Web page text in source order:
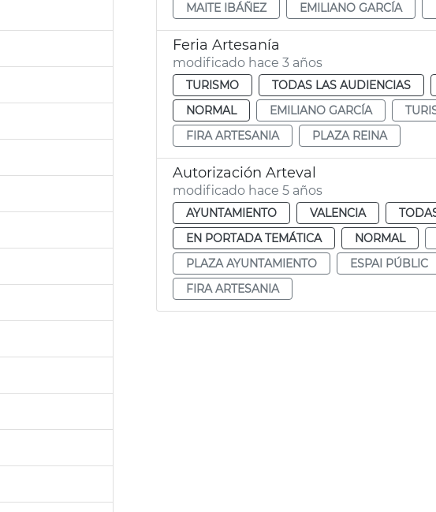
MAITE IBÁÑEZ
EMILIANO GARCÍA
Feria Artesanía
modificado hace 3 años
TURISMO TODAS LAS AUDIENCIAS
NORMAL
EMILIANO GARCÍA
FIRA ARTESANIA
PLAZA REINA
Autorización Arteval
modificado hace 5 años
AYUNTAMIENTO VALENCIA
EN PORTADA TEMÁTICA
NORMAL
PLAZA AYUNTAMIENTO
ESPAI PÚBLIC
FIRA ARTESANIA